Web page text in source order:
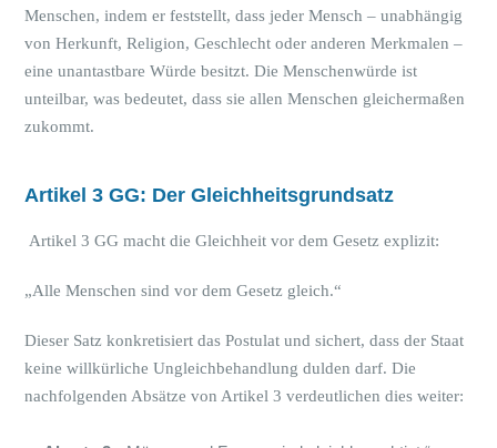
Menschen, indem er feststellt, dass jeder Mensch – unabhängig
von Herkunft, Religion, Geschlecht oder anderen Merkmalen –
eine unantastbare Würde besitzt. Die Menschenwürde ist
unteilbar, was bedeutet, dass sie allen Menschen gleichermaßen
zukommt.
Artikel 3 GG: Der Gleichheitsgrundsatz
Artikel 3 GG macht die Gleichheit vor dem Gesetz explizit:
„Alle Menschen sind vor dem Gesetz gleich.“
Dieser Satz konkretisiert das Postulat und sichert, dass der Staat
keine willkürliche Ungleichbehandlung dulden darf. Die
nachfolgenden Absätze von Artikel 3 verdeutlichen dies weiter: